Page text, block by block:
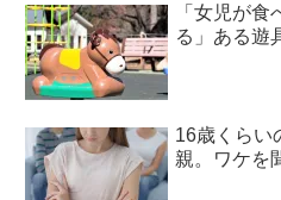
「女児が
る」ある遊
16歳くらい
親。ワケを